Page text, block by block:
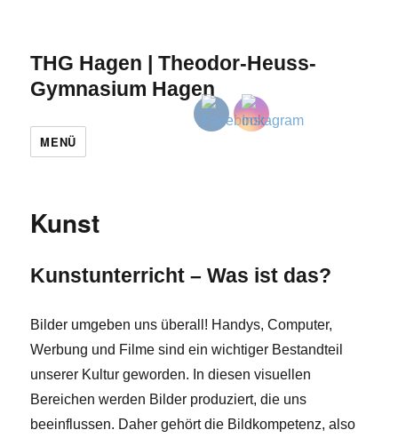
THG Hagen | Theodor-Heuss-
Gymnasium Hagen
MENÜ
Kunst
Kunstunterricht – Was ist das?
Bilder umgeben uns überall! Handys, Computer,
Werbung und Filme sind ein wichtiger Bestandteil
unserer Kultur geworden. In diesen visuellen
Bereichen werden Bilder produziert, die uns
beeinflussen. Daher gehört die Bildkompetenz, also